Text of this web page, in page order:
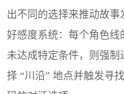
出不同的选择来推动故事
好感度系统：每个角色线
未达成特定条件，则强
择 “川沿” 地点并触发寻